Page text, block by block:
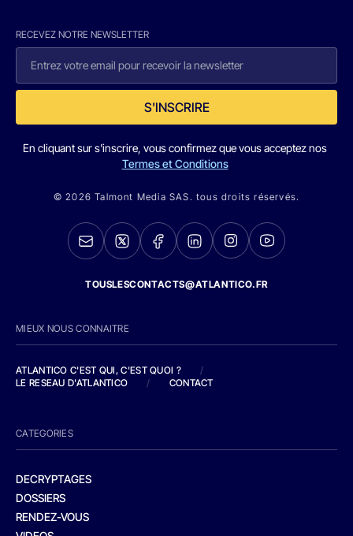
RECEVEZ NOTRE NEWSLETTER
S'INSCRIRE
En cliquant sur s'inscrire, vous confirmez que vous acceptez nos
Termes et Conditions
© 2026 Talmont Media SAS. tous droits réservés.
TOUSLESCONTACTS@ATLANTICO.FR
MIEUX NOUS CONNAITRE
ATLANTICO C'EST QUI, C'EST QUOI ?
/
LE RESEAU D'ATLANTICO
/ CONTACT
CATEGORIES
DECRYPTAGES
DOSSIERS
RENDEZ-VOUS